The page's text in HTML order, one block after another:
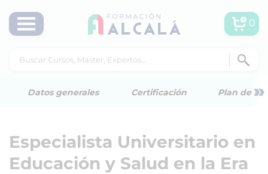
0
Datos generales Certificación Plan de »
Especialista Universitario en
Educación y Salud en la Era